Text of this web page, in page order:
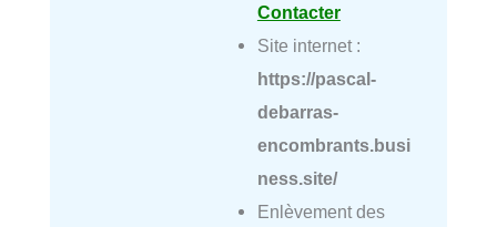
Contacter
Site internet :
https://pascal-
debarras-
encombrants.busi
ness.site/
Enlèvement des